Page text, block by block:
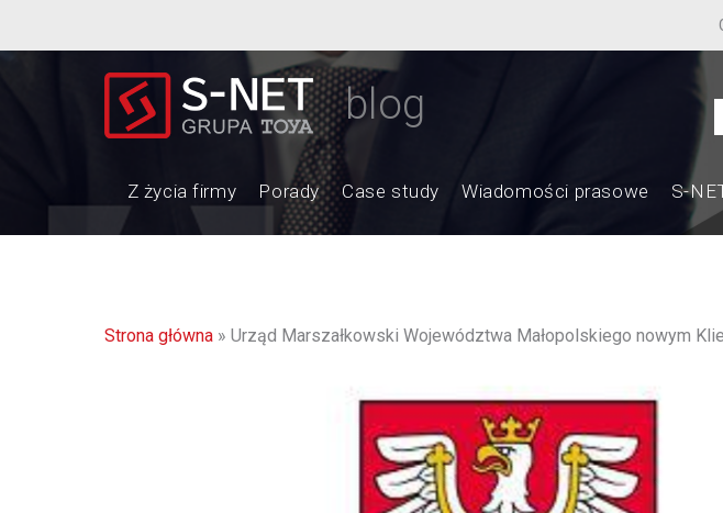
blog
Z życia firmy Porady Case study Wiadomości prasowe S-
Strona główna» Urząd Marszałkowski Województwa Małopolskiego nowym